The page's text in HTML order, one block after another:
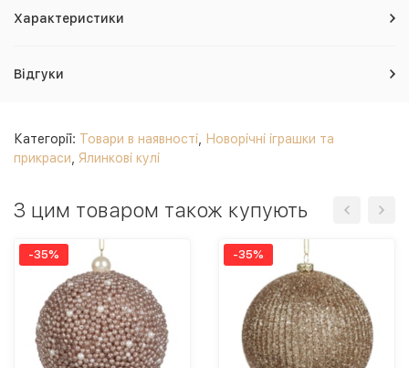
Характеристики
Відгуки
Категорії: Товари в наявності
Новорічні іграшки та
прикраси
Ялинкові кулі
З цим товаром також купують
-35% -35%